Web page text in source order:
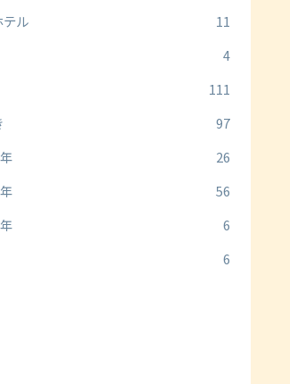
テル
11
4
111
97
26
56
6
6